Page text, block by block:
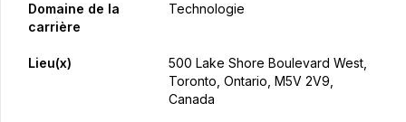
Domaine de la
carrière
Technologie
Lieu(x)
500 Lake Shore Boulevard West,
Toronto, Ontario, M5V 2V9,
Canada